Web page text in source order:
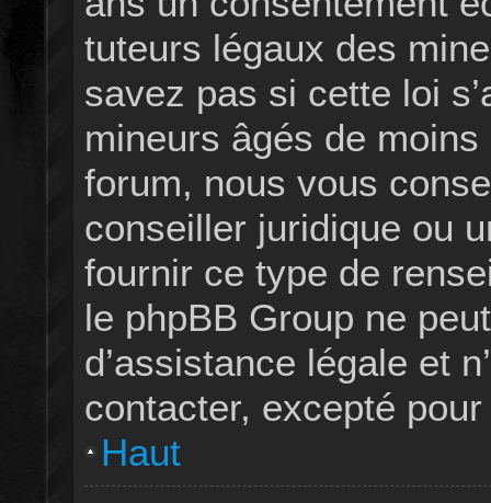
tuteurs légaux des
savez pas si cette loi
mineurs âgés de
forum, nous vous
conseiller juridique ou
fournir ce type de
le phpBB Group ne
d’assistance légale et
contacter, excepté
Haut